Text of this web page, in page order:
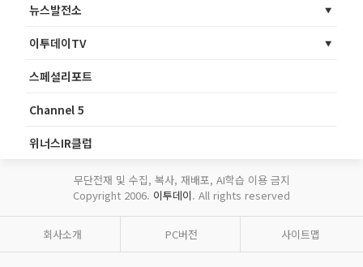
뉴스발전소
이투데이TV
스페셜리포트
Channel 5
위너스IR클럽
무단전재 및 수집, 복사, 재배포, AI학습 이용 금지
Copyright 2006. 이투데이. All rights reserved
회사소개 PC버전 사이트맵